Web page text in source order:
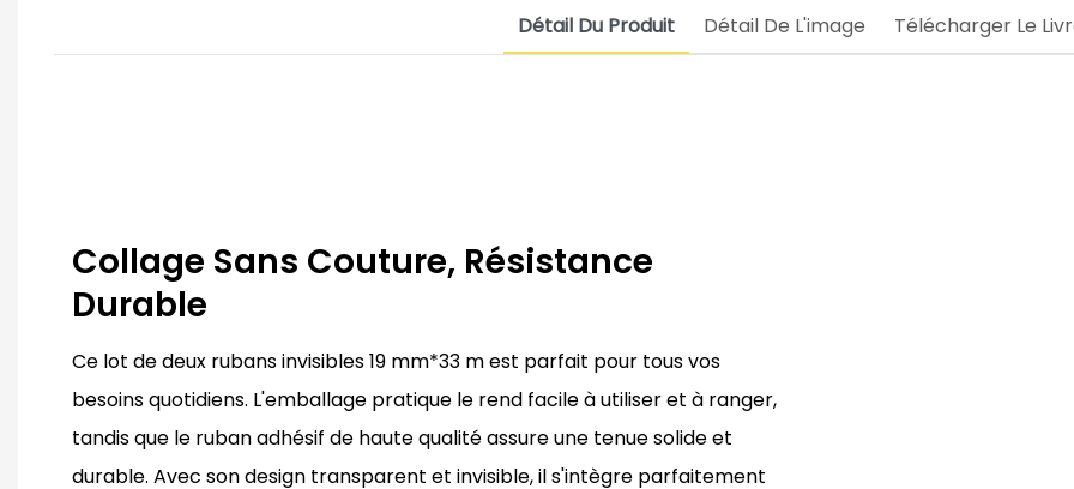
Détail Du Produit Détail De L'image Télécharger Le
Collage Sans Couture, Résistance
Durable
Ce lot de deux rubans invisibles 19 mm*33 m est parfait pour tous vos
besoins quotidiens. L'emballage pratique le rend facile à utiliser et à ranger,
tandis que le ruban adhésif de haute qualité assure une tenue solide et
durable. Avec son design transparent et invisible, il s'intègre parfaitement